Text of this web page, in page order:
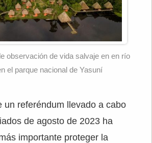
observación de vida salvaje en en río
el parque nacional de Yasuní
un referéndum llevado a cabo
de agosto de 2023 ha
importante proteger la